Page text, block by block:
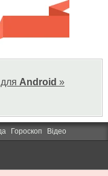
Android »
Гороскоп Відео